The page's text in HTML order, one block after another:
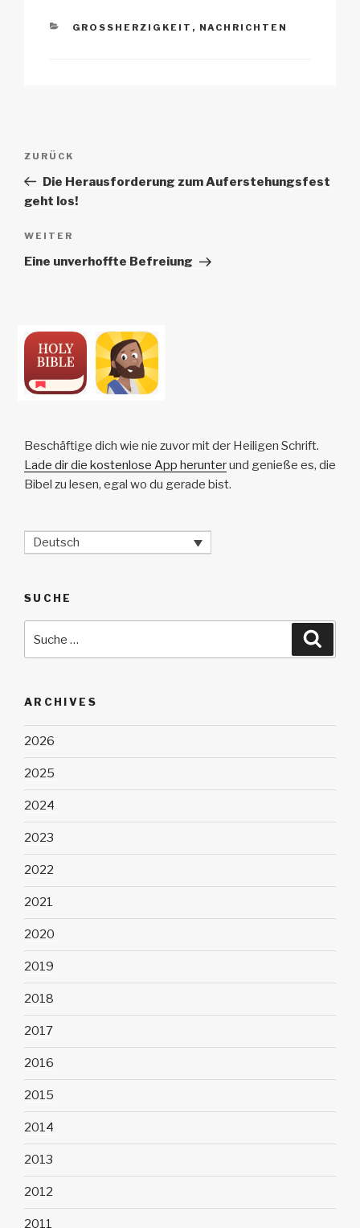
KATEGORIEN
GROSSHERZIGKEIT , NACHRICHTEN
Beitrags-
Vorheriger
Beitrag
ZURÜCK
Die Herausforderung zum Auferstehungsfest
geht los!
Nächster
Beitrag
WEITER
Eine unverhoffte Befreiung
Beschäftige dich wie nie zuvor mit der Heiligen Schrift.
Lade dir die kostenlose App herunterund genieße es, die
Bibel zu lesen, egal wo du gerade bist.
Deutsch
SUCHE
nach:
ARCHIVES
2026
2025
2024
2023
2022
2021
2020
2019
2018
2017
2016
2015
2014
2013
2012
2011